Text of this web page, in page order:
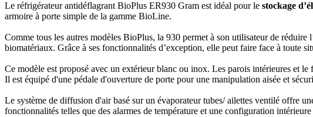
Le réfrigérateur antidéflagrant BioPlus ER930 Gram est idéal pour le stockage
armoire à porte simple de la gamme BioLine.
Comme tous les autres modèles BioPlus, la 930 permet à son utilisateur de
biomatériaux. Grâce à ses fonctionnalités d’exception, elle peut faire face à toute
Ce modèle est proposé avec un extérieur blanc ou inox. Les parois intérieures et
Il est équipé d'une pédale d'ouverture de porte pour une manipulation aisée et
Le système de diffusion d'air basé sur un évaporateur tubes/ ailettes ventilé offre
fonctionnalités telles que des alarmes de température et une configuration